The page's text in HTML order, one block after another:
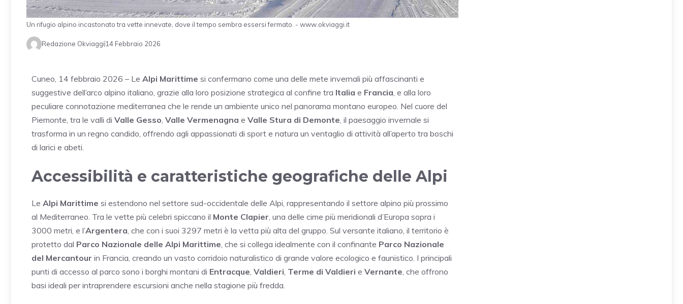
Un rifugio alpino incastonato tra vette innevate, dove il tempo sembra essersi fermato. - www.okviaggi.it
Redazione Okviaggi14 Febbraio 2026
Cuneo, 14 febbraio 2026 – Le Alpi Marittime si confermano come una delle mete invernali più affascinanti e
suggestive dell’arco alpino italiano, grazie alla loro posizione strategica al confine tra Italia e Francia , e alla loro
peculiare connotazione mediterranea che le rende un ambiente unico nel panorama montano europeo. Nel cuore del
Piemonte, tra le valli di Valle Gesso Valle Vermenagna e Valle Stura di Demonte , il paesaggio invernale si
trasforma in un regno candido, offrendo agli appassionati di sport e natura un ventaglio di attività all’aperto tra boschi
di larici e abeti.
Accessibilità e caratteristiche geografiche delle Alpi
Le Alpi Marittime si estendono nel settore sud-occidentale delle Alpi, rappresentando il settore alpino più prossimo
al Mediterraneo. Tra le vette più celebri spiccano il Monte Clapier , una delle cime più meridionali d’Europa sopra i
3000 metri, e l’Argentera , che con i suoi 3297 metri è la vetta più alta del gruppo. Sul versante italiano, il territorio è
protetto dal Parco Nazionale delle Alpi Marittime , che si collega idealmente con il confinante Parco Nazionale
del Mercantour in Francia, creando un vasto corridoio naturalistico di grande valore ecologico e faunistico. I principali
punti di accesso al parco sono i borghi montani di Entracque Valdieri Terme di Valdieri e Vernante , che offrono
basi ideali per intraprendere escursioni anche nella stagione più fredda.